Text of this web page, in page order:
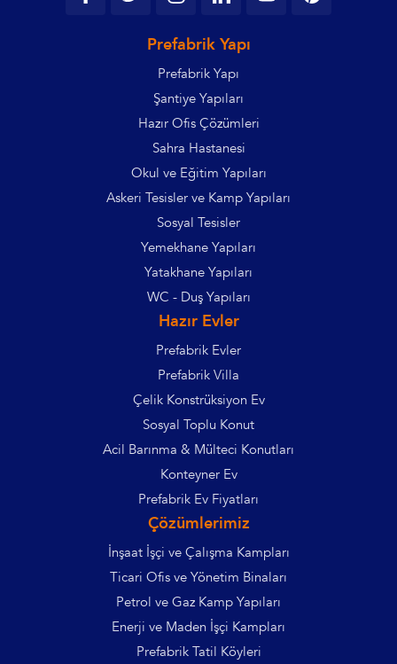
Prefabrik Yapı
Prefabrik Yapı
Şantiye Yapıları
Hazır Ofis Çözümleri
Sahra Hastanesi
Okul ve Eğitim Yapıları
Askeri Tesisler ve Kamp Yapıları
Sosyal Tesisler
Yemekhane Yapıları
Yatakhane Yapıları
WC - Duş Yapıları
Hazır Evler
Prefabrik Evler
Prefabrik Villa
Çelik Konstrüksiyon Ev
Sosyal Toplu Konut
Acil Barınma & Mülteci Konutları
Konteyner Ev
Prefabrik Ev Fiyatları
Çözümlerimiz
İnşaat İşçi ve Çalışma Kampları
Ticari Ofis ve Yönetim Binaları
Petrol ve Gaz Kamp Yapıları
Enerji ve Maden İşçi Kampları
Prefabrik Tatil Köyleri